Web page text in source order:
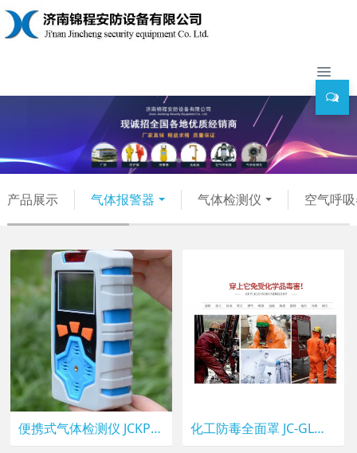
产品展示 气体报警器 气体检测仪 空气呼
便携式气体检测仪 JCKP826锦程安全 氧气 一氧化碳 硫化氢检测仪 化工防毒全面罩 JC-GL防有毒气体面具 锦程安全防毒面罩导气管滤毒盒